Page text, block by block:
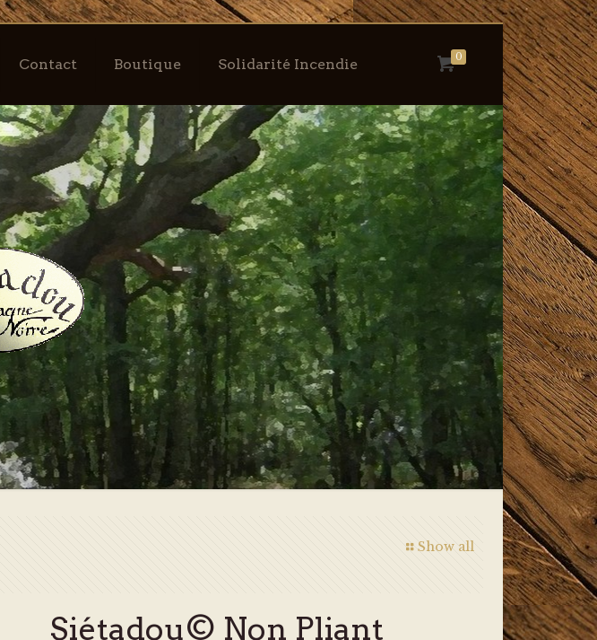
Contact Boutique Solidarité Incendie 0
Show all
Siétadou© Non Pliant